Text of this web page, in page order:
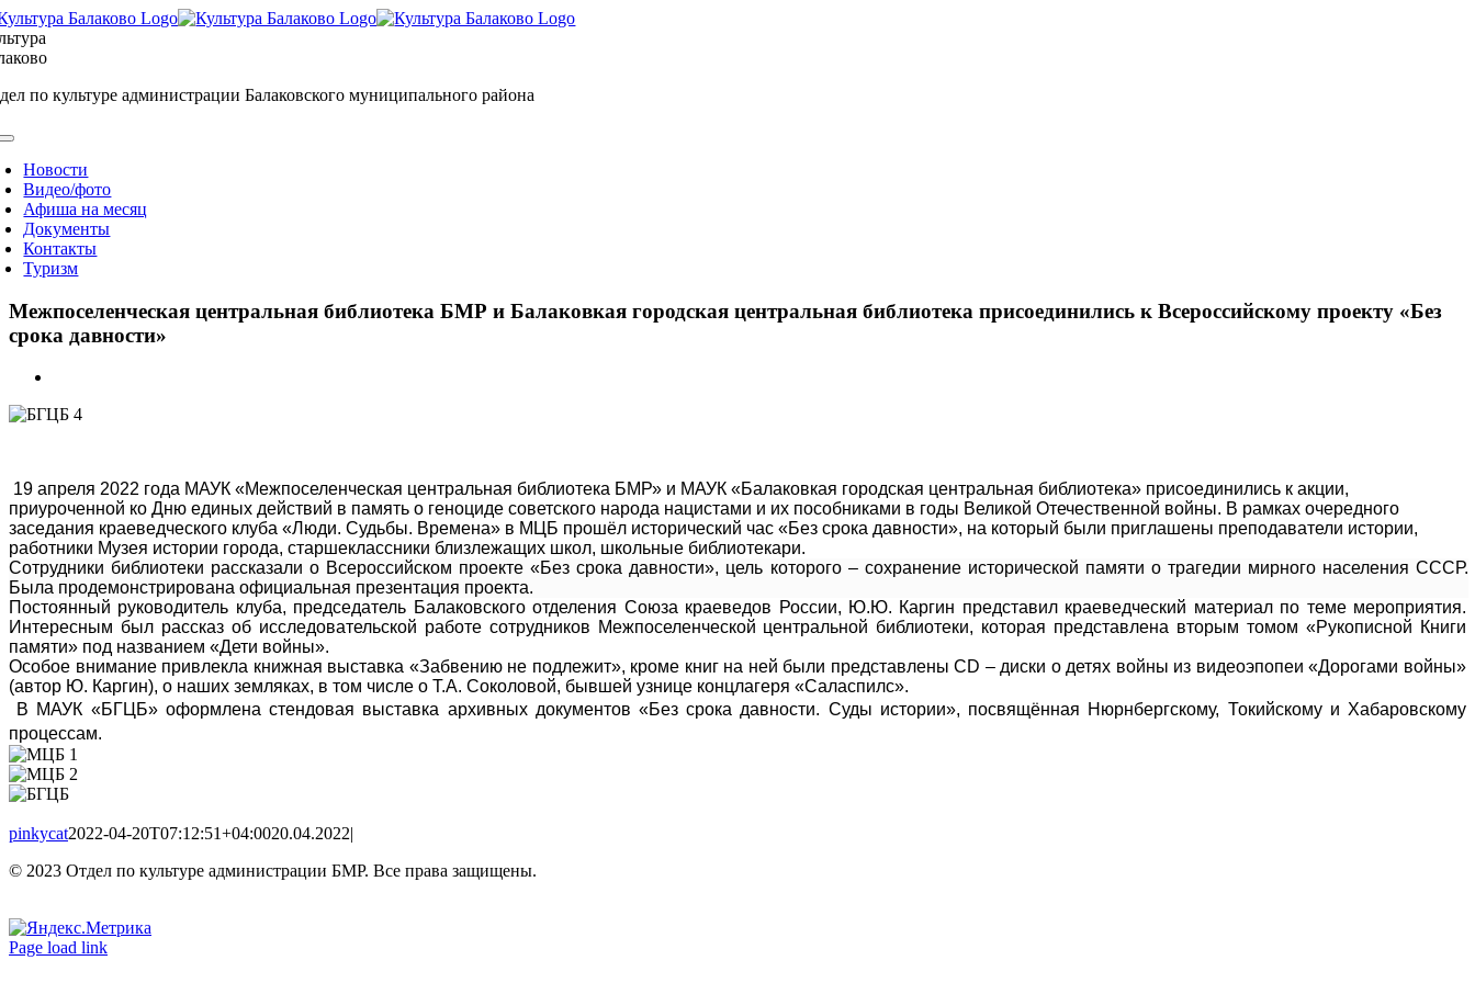
Skip
to
content
по культуре администрации Балаковского муниципального района
Новости
Видео/фото
Афиша на месяц
Документы
Контакты
Туризм
Межпоселенческая центральная библиотека БМР и Балаковкая городская центральная библиотека присоединились к Всероссийскому проекту «Без
срока давности»
Image
19 апреля 2022 года МАУК «Межпоселенческая центральная библиотека БМР» и МАУК «Балаковкая городская центральная библиотека» присоединились к акции,
приуроченной ко Дню единых действий в память о геноциде советского народа нацистами и их пособниками в годы Великой Отечественной войны. В рамках очередного
заседания краеведческого клуба «Люди. Судьбы. Времена» в МЦБ прошёл исторический час «Без срока давности», на который были приглашены преподаватели истории,
работники Музея истории города, старшеклассники близлежащих школ, школьные библиотекари.
Сотрудники библиотеки рассказали о Всероссийском проекте «Без срока давности», цель которого – сохранение исторической памяти о трагедии мирного населения СССР.
Была продемонстрирована официальная презентация проекта.
Постоянный руководитель клуба, председатель Балаковского отделения Союза краеведов России, Ю.Ю. Каргин представил краеведческий материал по теме мероприятия.
Интересным был рассказ об исследовательской работе сотрудников Межпоселенческой центральной библиотеки, которая представлена вторым томом «Рукописной Книги
памяти» под названием «Дети войны».
Особое внимание привлекла книжная выставка «Забвению не подлежит», кроме книг на ней были представленыCD – диски о детях войны из видеоэпопеи «Дорогами войны»
(автор Ю. Каргин), о наших земляках, в том числе о Т.А. Соколовой, бывшей узнице концлагеря «Саласпилс».
В МАУК «БГЦБ» оформлена стендовая выставка архивных документов «Без срока давности. Суды истории», посвящённая Нюрнбергскому, Токийскому и Хабаровскому
процессам.
pinkycat2022-04-20T07:12:51+04:0020.04.2022|
© 2023 Отдел по культуре администрации БМР. Все права защищены.
Вконтакте
Одноклассники
Page load link